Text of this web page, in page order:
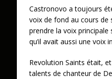
Castronovo a toujours
voix de fond au cours de
prendre la voix
qu’il avait aussi une voix
Revolution Saints était,
talents de chanteur de